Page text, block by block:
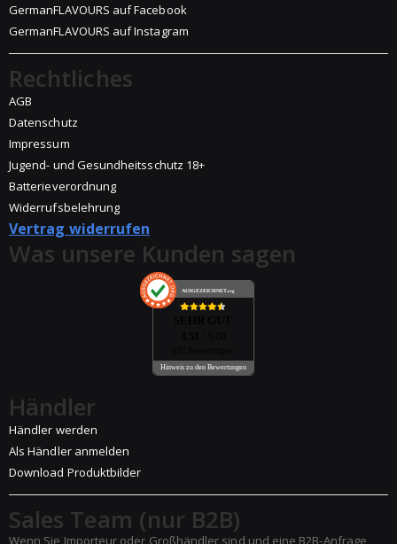
GermanFLAVOURS auf Facebook
GermanFLAVOURS auf Instagram
Rechtliches
AGB
Datenschutz
Impressum
Jugend- und Gesundheitsschutz 18+
Batterieverordnung
Widerrufsbelehrung
Vertrag widerrufen
Was unsere Kunden sagen
AUSGEZEICHNET.org
Hinweis zu den Bewertungen
Händler
Händler werden
Als Händler anmelden
Download Produktbilder
Sales Team (nur B2B)
Wenn Sie Importeur oder Großhändler sind und eine B2B-Anfrage